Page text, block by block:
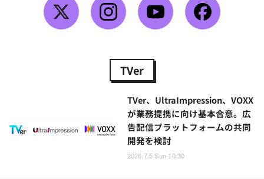
TVer
TVer、UltraImpression、VOXX
が業務提携に向け基本合意。広
告配信プラットフォームの共同
開発を検討
2026.7.5 Sun 10:30